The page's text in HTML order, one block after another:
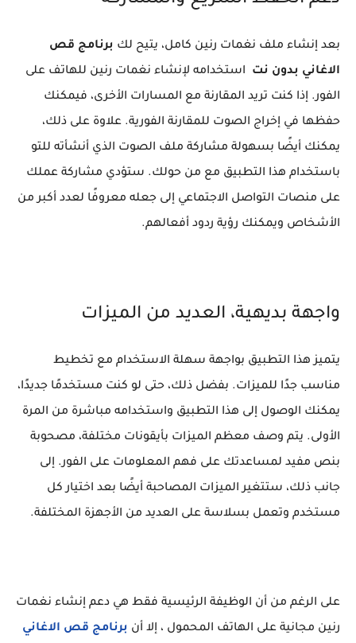
بعد إنشاء ملف نغمات رنين كامل، يتيح لك برنامج قص
الاغاني بدون نت استخدامه لإنشاء نغمات رنين للهاتف على
الفور. إذا كنت تريد المقارنة مع المسارات الأخرى، فيمكنك
حفظها في إخراج الصوت للمقارنة الفورية. علاوة على ذلك،
يمكنك أيضًا بسهولة مشاركة ملف الصوت الذي أنشأته للتو
باستخدام هذا التطبيق مع من حولك. ستؤدي مشاركة عملك
على منصات التواصل الاجتماعي إلى جعله معروفًا لعدد أكبر من
الأشخاص ويمكنك رؤية ردود أفعالهم.
واجهة بديهية، العديد من الميزات
يتميز هذا التطبيق بواجهة سهلة الاستخدام مع تخطيط
مناسب جدًا للميزات. بفضل ذلك، حتى لو كنت مستخدمًا جديدًا،
يمكنك الوصول إلى هذا التطبيق واستخدامه مباشرة من المرة
الأولى. يتم وصف معظم الميزات بأيقونات مختلفة، مصحوبة
بنص مفيد لمساعدتك على فهم المعلومات على الفور. إلى
جانب ذلك، ستتغير الميزات المصاحبة أيضًا بعد اختيار كل
مستخدم وتعمل بسلاسة على العديد من الأجهزة المختلفة.
على الرغم من أن الوظيفة الرئيسية فقط هي دعم إنشاء نغمات
رنين مجانية على الهاتف المحمول ، إلا أن برنامج قص الاغاني